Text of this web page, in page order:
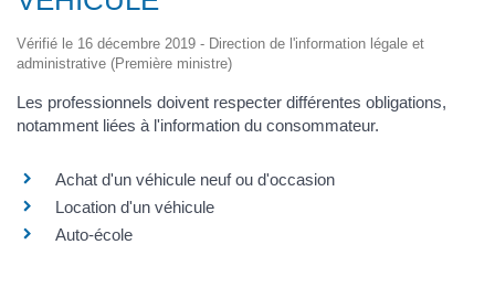
Vérifié le 16 décembre 2019 - Direction de l'information légale et
administrative (Première ministre)
Les professionnels doivent respecter différentes obligations,
notamment liées à l'information du consommateur.
Achat d'un véhicule neuf ou d'occasion
Location d'un véhicule
Auto-école